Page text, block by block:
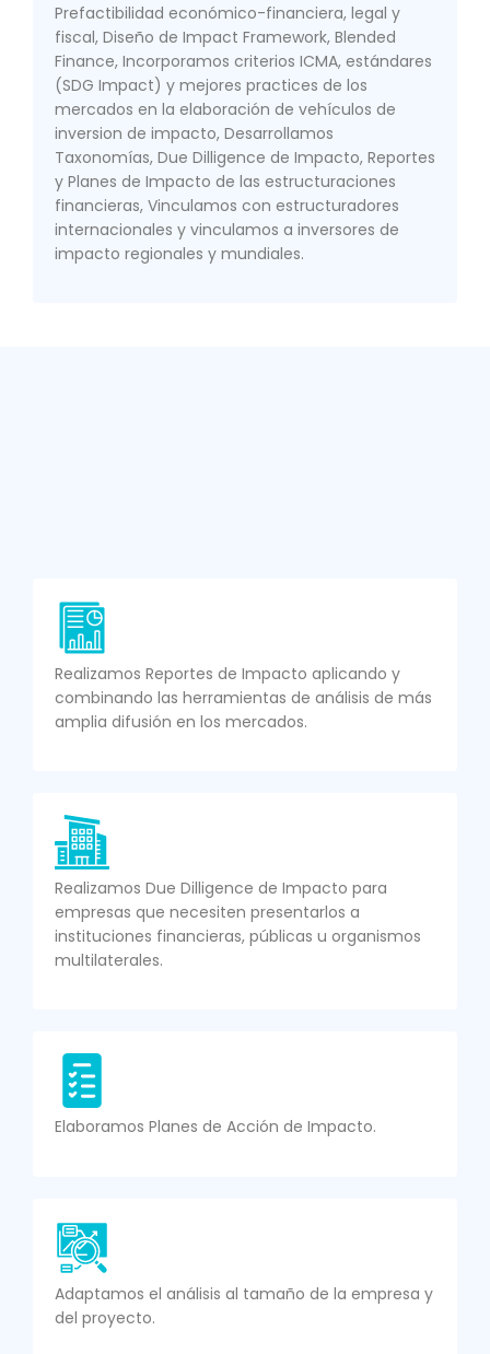
Prefactibilidad económico-financiera, legal y
fiscal, Diseño de Impact Framework, Blended
Finance, Incorporamos criterios ICMA, estándares
(SDG Impact) y mejores practices de los
mercados en la elaboración de vehículos de
inversion de impacto, Desarrollamos
Taxonomías, Due Dilligence de Impacto, Reportes
y Planes de Impacto de las estructuraciones
financieras, Vinculamos con estructuradores
internacionales y vinculamos a inversores de
impacto regionales y mundiales.
Realizamos Reportes de Impacto aplicando y
combinando las herramientas de análisis de más
amplia difusión en los mercados.
Realizamos Due Dilligence de Impacto para
empresas que necesiten presentarlos a
instituciones financieras, públicas u organismos
multilaterales.
Elaboramos Planes de Acción de Impacto.
Adaptamos el análisis al tamaño de la empresa y
del proyecto.